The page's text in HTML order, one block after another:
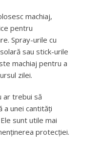
machiaj,
pentru
Spray-urile cu
sau stick-urile
machiaj pentru a
zilei.
ar trebui să
a unei cantități
sunt utile mai
protecției.